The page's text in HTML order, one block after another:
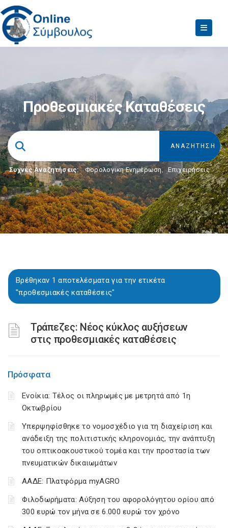
Προθεσμιακές Καταθέσεις
Συχνές Αναζητήσεις: Φορολογικη Ενημέρωση, Επιχειρήσεις
Βρέθηκαν 1 αποτελέσματα για την ετικέτα
"προθεσμιακές καταθέσεις"
Τράπεζες: Νέος κύκλος αυξήσεων
στις προθεσμιακές καταθέσεις
Πρόσφατα
Ενοίκια: Τέλος οι πληρωμές με μετρητά από 1η
Οκτωβρίου
Υπερψηφίσθηκε το νομοσχέδιο για τη διαχείριση και
ανάδειξη της πολιτιστικής κληρονομιάς, την ανάπτυξη
του οπτικοακουστικού τομέα και την προστασία των
πνευματικών δικαιωμάτων
ΑΑΔΕ: Πλατφόρμα myAGRO
Φιλοδωρήματα: Αύξηση του αφορολόγητου ορίου από
300 ευρώ τον μήνα σε 6.000 ευρώ τον χρόνο